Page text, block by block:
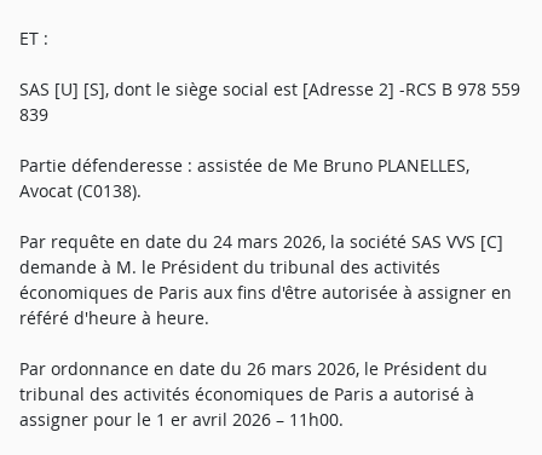
ET :
SAS [U] [S], dont le siège social est [Adresse 2] -RCS B 978 559
839
Partie défenderesse : assistée de Me Bruno PLANELLES,
Avocat (C0138).
Par requête en date du 24 mars 2026, la société SAS VVS [C]
demande à M. le Président du tribunal des activités
économiques de Paris aux fins d'être autorisée à assigner en
référé d'heure à heure.
Par ordonnance en date du 26 mars 2026, le Président du
tribunal des activités économiques de Paris a autorisé à
assigner pour le 1 er avril 2026 – 11h00.